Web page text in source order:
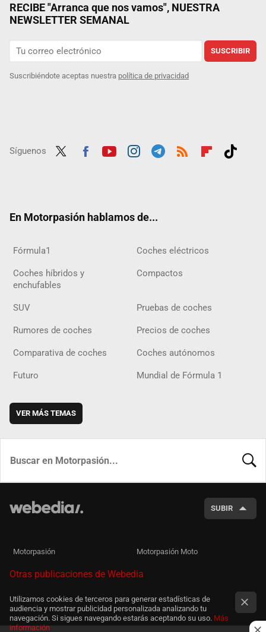
RECIBE "Arranca que nos vamos", NUESTRA
NEWSLETTER SEMANAL
SUSCRIBIR
Suscribiéndote aceptas nuestra política de privacidad
Síguenos
En Motorpasión hablamos de...
Fórmula1 Coches eléctricos
Coches híbridos y
enchufables
Compactos
SUV Pruebas de coches
Rumores de coches Precios de coches
Comparativa de coches Coches autónomos
Futuro Mundial de Fórmula 1
VER MÁS TEMAS
SUBIR
Motorpasión Motorpasión Moto
Otras publicaciones de Webedia
Utilizamos cookies de terceros para generar estadísticas de
audiencia y mostrar publicidad personalizada analizando tu
navegación. Si sigues navegando estarás aceptando su uso. Más
información